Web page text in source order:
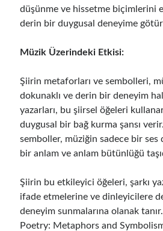
düşünme ve hissetme biçimlerini
derin bir duygusal deneyime
Müzik Üzerindeki Etkisi:
Şiirin metaforları ve sembolleri,
dokunaklı ve derin bir deneyim
yazarları, bu şiirsel öğeleri
duygusal bir bağ kurma şansı
semboller, müziğin sadece bir ses
bir anlam ve anlam bütünlüğü
Şiirin bu etkileyici öğeleri, şarkı
ifade etmelerine ve dinleyicilere
deneyim sunmalarına olanak
Poetry: Metaphors and